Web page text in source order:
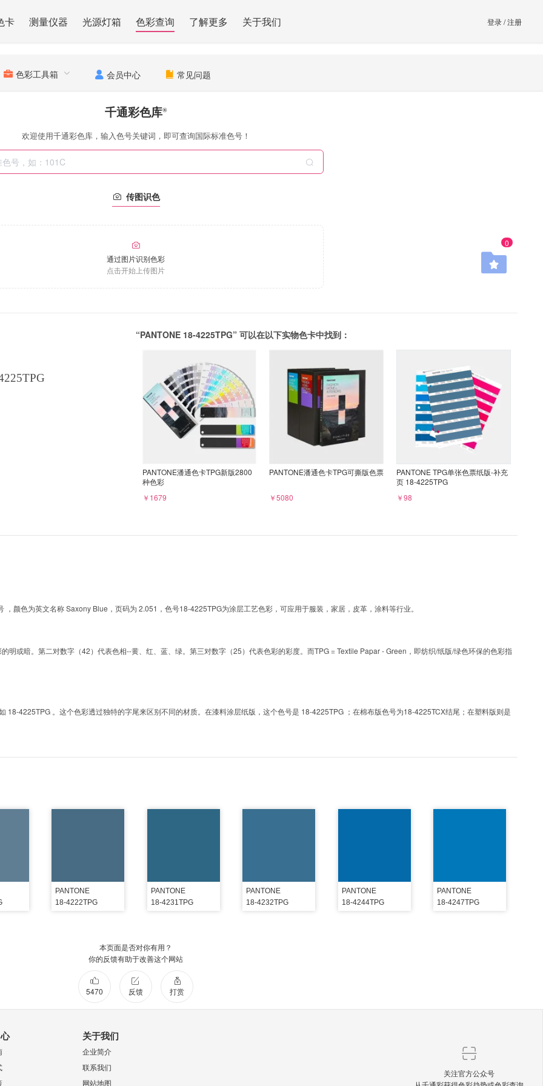
卡 测量仪器 光源灯箱 色彩查询 了解更多 关于我们 登录/注册
色彩工具箱 会员中心 常见问题
0
千通彩色库®
欢迎使用千通彩色库，输入色号关键词，即可查询国际标准色号！
传图识色
通过图片识别色彩
点击开始上传图片
“PANTONE 18-4225TPG” 可以在以下实物色卡中找到：
PANTONE潘通色卡TPG新版2800
种色彩
￥1679
PANTONE潘通色卡TPG可撕版色票
￥5080
PANTONE TPG单张色票纸版-补充
页 18-4225TPG
￥98
，颜色为英文名称 Saxony Blue，页码为 2.051，色号18-4225TPG为涂层工艺色彩，可应用于服装，家居，皮革，涂料等行业。
明或暗。第二对数字（42）代表色相--黄、红、蓝、绿。第三对数字（25）代表色彩的彩度。而TPG = Textile Papar - Green，即纺织/纸版/绿色环保的色彩指
18-4225TPG 。这个色彩透过独特的字尾来区别不同的材质。在漆料涂层纸版，这个色号是 18-4225TPG ；在棉布版色号为18-4225TCX结尾；在塑料版则是
PANTONE
18-4222TPG
PANTONE
18-4231TPG
PANTONE
18-4232TPG
PANTONE
18-4244TPG
PANTONE
18-4247TPG
本页面是否对你有用？
你的反馈有助于改善这个网站
5470 反馈 打赏
关于我们
企业简介
联系我们
网站地图
关注官方公众号